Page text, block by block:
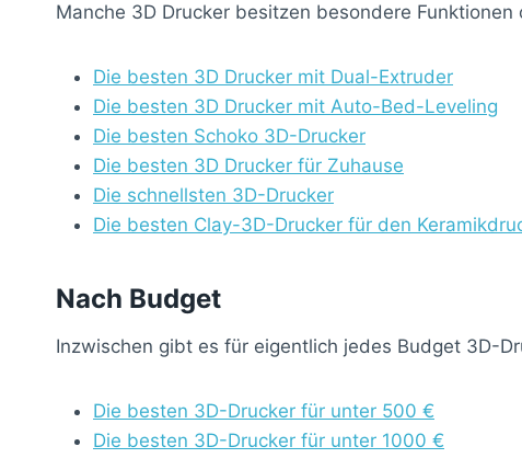
Manche 3D Drucker besitzen besondere
Die besten 3D Drucker mit Dual-Extruder
Die besten 3D Drucker mit Auto-Bed-Leveling
Die besten Schoko 3D-Drucker
Die besten 3D Drucker für Zuhause
Die schnellsten 3D-Drucker
Die besten Clay-3D-Drucker für den
Nach Budget
Inzwischen gibt es für eigentlich jedes Budget 3D-
Die besten 3D-Drucker für unter 500 €
Die besten 3D-Drucker für unter 1000 €